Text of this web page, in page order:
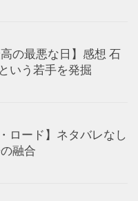
の最悪な日】感想 石
いう若手を発掘
ロード】ネタバレなし
融合